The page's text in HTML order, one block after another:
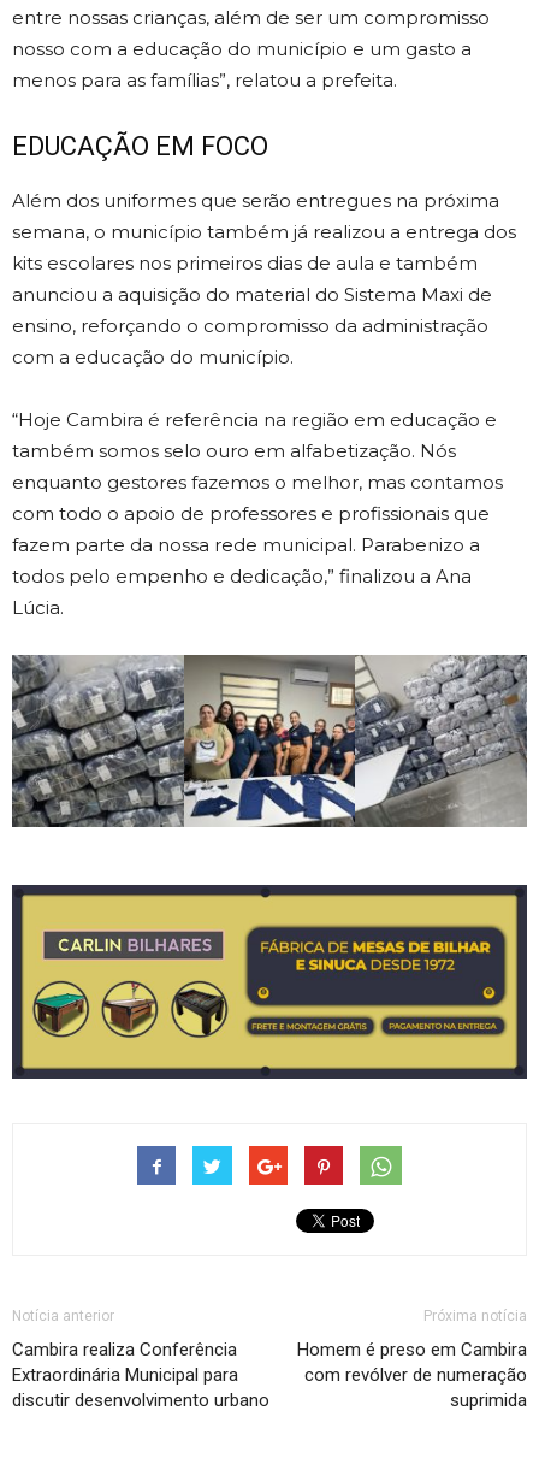
entre nossas crianças, além de ser um compromisso
nosso com a educação do município e um gasto a
menos para as famílias”, relatou a prefeita.
EDUCAÇÃO EM FOCO
Além dos uniformes que serão entregues na próxima
semana, o município também já realizou a entrega dos
kits escolares nos primeiros dias de aula e também
anunciou a aquisição do material do Sistema Maxi de
ensino, reforçando o compromisso da administração
com a educação do município.
“Hoje Cambira é referência na região em educação e
também somos selo ouro em alfabetização. Nós
enquanto gestores fazemos o melhor, mas contamos
com todo o apoio de professores e profissionais que
fazem parte da nossa rede municipal. Parabenizo a
todos pelo empenho e dedicação,” finalizou a Ana
Lúcia.
Notícia anterior
Cambira realiza Conferência
Extraordinária Municipal para
discutir desenvolvimento urbano
Próxima notícia
Homem é preso em Cambira
com revólver de numeração
suprimida